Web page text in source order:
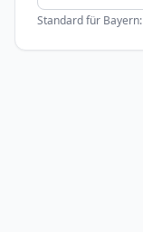
Standard für Bayern: